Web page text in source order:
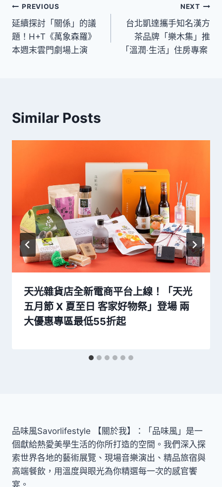
文
章
導
PREVIOUS
延續探討「關係」的議
題！H+T《萬象森羅》
本週末雲門劇場上演
NEXT
台北凱達攜手知名漢方
茶品牌「樂木集」推
「溫潤‧生活」住房專案
Similar Posts
天光雜貨店全新電商平台上線！「天光
五月節 X 夏至日 客家好物祭」登場 兩
大優惠專區最低55折起
品味風Savorlifestyle 【關於我】：「品味風」是一
個獻給熱愛美學生活的你所打造的空間。我們深入探
索世界各地的藝術展覽、現場音樂演出、精品旅宿與
高端餐飲，用溫度與眼光為你精選每一次的感官饗
宴。